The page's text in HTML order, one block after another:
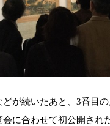
どが続いたあと、3番目
に合わせて初公開され